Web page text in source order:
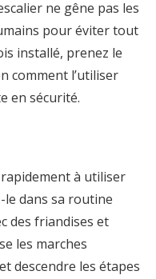
ne gêne pas les
pour éviter tout
installé, prenez le
comment l’utiliser
en sécurité.
à utiliser
dans sa routine
des friandises et
les marches
descendre les étapes